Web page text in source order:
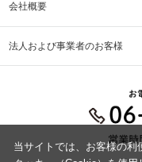
会社概要
法人および事業者のお客様
当サイトでは、お客様の利